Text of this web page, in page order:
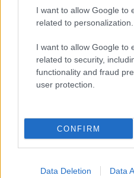
I want to allow Google to
related to personalization.
I want to allow Google to
related to security,
functionality and fraud
user protection.
CONFIRM
Data Deletion Data
ELŐZŐ MÉRKŐZÉSEK
Támogatás